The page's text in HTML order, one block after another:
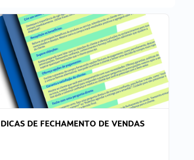
DICAS DE FECHAMENTO DE VENDAS